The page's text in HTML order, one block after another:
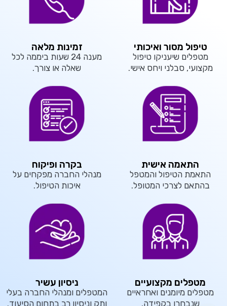
טיפול מסור ואיכותי
מטפלים שיעניקו טיפול
מקצועי, סבלני ויחס אישי.
זמינות מלאה
מענה 24 שעות ביממה לכל
שאלה או צורך.
התאמה אישית
התאמת הטיפול והמטפל
בהתאם לצרכי המטופל.
בקרה ופיקוח
מנהלי החברה מפקחים על
איכות הטיפול.
מטפלים מקצועיים
מטפלים מיומנים ואחראיים
שנבחרו בקפידה.
ניסיון עשיר
המטפלים ומנהלי החברה בעלי
ותק וניסיון רב בתחום הסיעוד.